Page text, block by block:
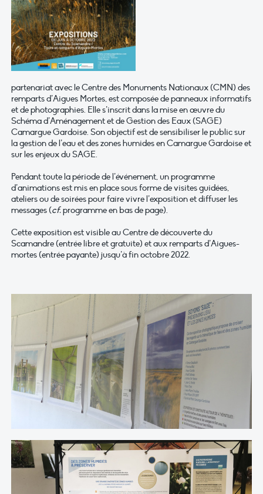
partenariat avec le Centre des Monuments Nationaux (CMN) des
remparts d’Aigues Mortes, est composée de panneaux informatifs
et de photographies. Elle s’inscrit dans la mise en œuvre du
Schéma d’Aménagement et de Gestion des Eaux (SAGE)
Camargue Gardoise. Son objectif est de sensibiliser le public sur
la gestion de l’eau et des zones humides en Camargue Gardoise et
sur les enjeux du SAGE.
Pendant toute la période de l’événement, un programme
d’animations est mis en place sous forme de visites guidées,
ateliers ou de soirées pour faire vivre l’exposition et diffuser les
messages (cf.programme en bas de page).
Cette exposition est visible au Centre de découverte du
Scamandre (entrée libre et gratuite) et aux remparts d’Aigues-
mortes (entrée payante) jusqu’à fin octobre 2022.